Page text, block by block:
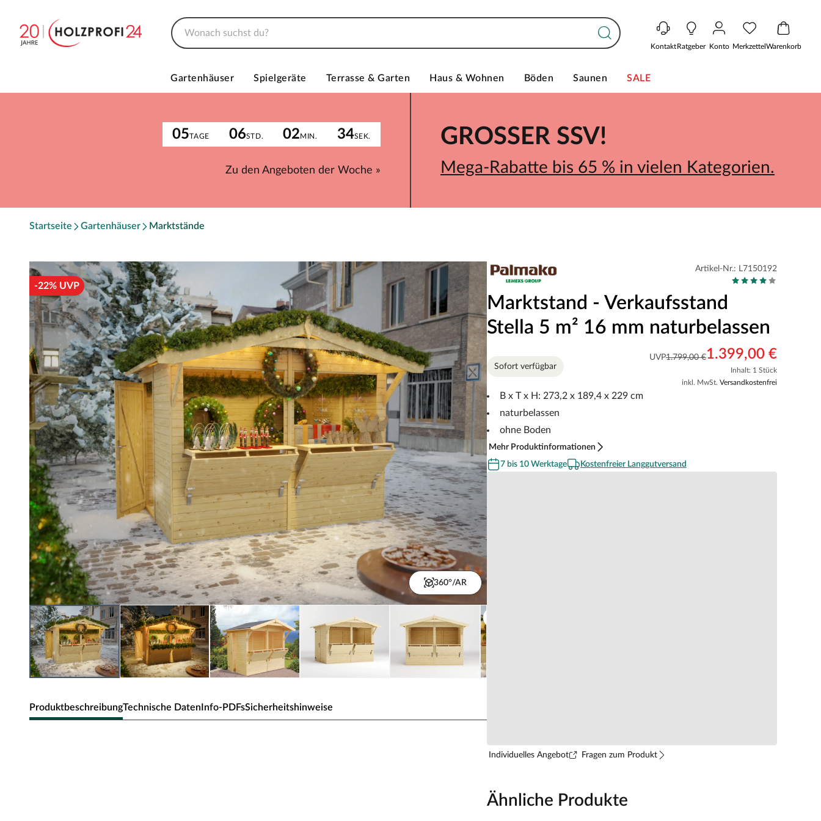
KontaktRatgeber Konto MerkzettelWarenkorb
Gartenhäuser Spielgeräte Terrasse & Garten Haus & Wohnen Böden Saunen SALE
05TAGE 06STD. 02MIN. 34SEK.
Zu den Angeboten der Woche »
GROSSER SSV!
Mega-Rabatte bis 65 % in vielen Kategorien.
Startseite Gartenhäuser Marktstände
-22% UVP
360°/AR
ProduktbeschreibungTechnische DatenInfo-PDFsSicherheitshinweise
Artikel-Nr.: L7150192
Marktstand - Verkaufsstand
Stella 5 m² 16 mm naturbelassen
UVP1.799,00 €1.399,00 €
Inhalt: 1 Stück
inkl. MwSt. Versandkostenfrei
Sofort verfügbar
B x T x H: 273,2 x 189,4 x 229 cm
naturbelassen
ohne Boden
Mehr Produktinformationen
7 bis 10 Werktage
Kostenfreier Langgutversand
Individuelles Angebot Fragen zum Produkt
Ähnliche Produkte